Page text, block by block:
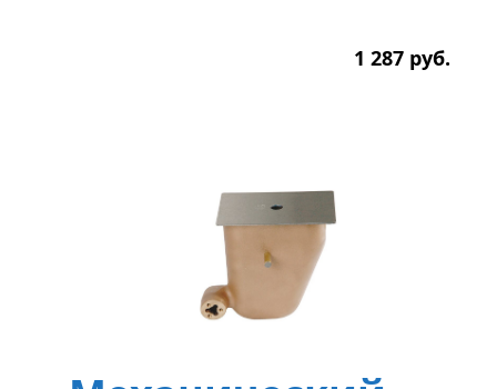
1 287 руб.